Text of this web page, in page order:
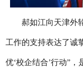
郝如江向天津外轮
工作的支持表达了诚
优‘校企结合’行动”